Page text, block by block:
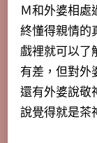
Ｍ和外婆相處
終懂得親情的
戲裡就可以了
有差，但對外
還有外婆說敬
說覺得就是茶